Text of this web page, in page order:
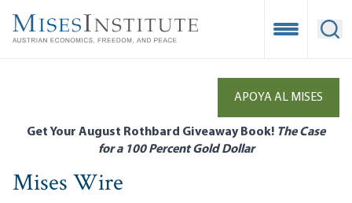
main
Open
APOYA AL MISES
Get Your August Rothbard Giveaway Book! The Case
for a 100 Percent Gold Dollar
Mises Wire